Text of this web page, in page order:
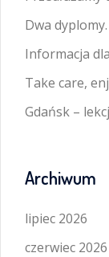
Dwa
Informacja
Take care,
Gdańsk –
Archiwum
lipiec 2026
czerwiec 2026